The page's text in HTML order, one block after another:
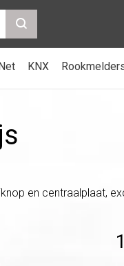
KNX
en centraalplaat,